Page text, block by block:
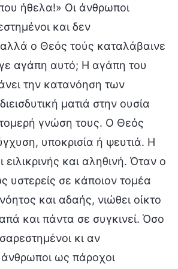
ήθελα!» Οι άνθρωποι
και δεν
ο Θεός τούς καταλάβαινε
αγάπη αυτό; Η αγάπη του
την κατανόηση των
ματιά στην ουσία
γνώση τους. Ο Θεός
υποκρισία ή ψευτιά. Η
ειλικρινής και αληθινή. Όταν ο
υστερείς σε κάποιον τομέα
και αδαής, νιώθει οίκτο
και πάντα σε συγκινεί. Όσο
κι αν
άνθρωποι ως πάροχοι